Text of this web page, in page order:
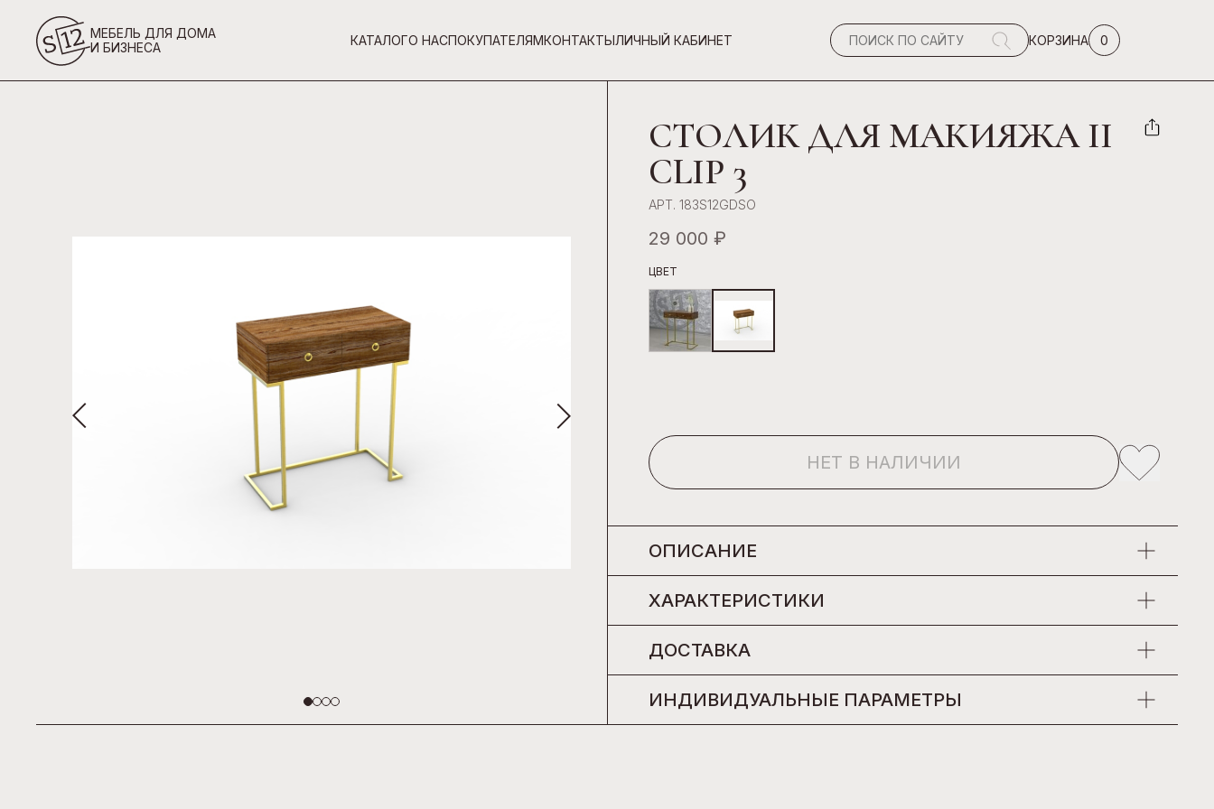
МЕБЕЛЬ ДЛЯ ДОМА
И БИЗНЕСА
КАТАЛОГО НАСПОКУПАТЕЛЯМКОНТАКТЫЛИЧНЫЙ КАБИНЕТ КОРЗИНА 0
СТОЛИК ДЛЯ МАКИЯЖА II
CLIP 3
АРТ. 183S12GDSO
29 000 ₽
ЦВЕТ
НЕТ В НАЛИЧИИ
ОПИСАНИЕ
ХАРАКТЕРИСТИКИ
ДОСТАВКА
ИНДИВИДУАЛЬНЫЕ ПАРАМЕТРЫ